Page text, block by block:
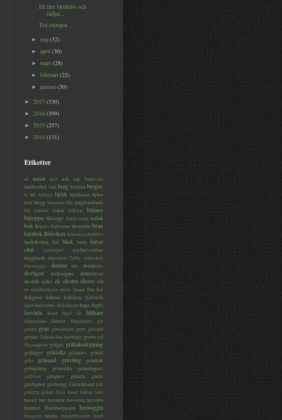
Ett litet björklöv och
rådjur...
Två stumpar...
►maj(32)
►april(30)
►mars(28)
►februari(22)
► januari(30)
► 2017(330)
► 2016(309)
► 2015 (257)
► 2014(131)
Etiketter
al annat apel ask asp backsvala
baldersbrå barkberg bergfinkberguv
bi bil bitbock björk björktrast björn
blad blogg blommor blå jungfruslända
blå kärrhök blåbär blåklint
blåmes
blåsippa blåvinge bläcksvamp bofink
bok Brandts fladdermus bronsibis brun
kärrhökBråviken brännässlabubblor
buskskvätta båt bäck bärfis bäver
citat
citronfjäril dagfjärilsmätare
daggmask dagslända Dalby söderskog
dansmygga
dimma dis domherre
dovhjort drillsnäppa
dubbeltrast
duvhök ejder ek ekorre ekoxe eld
en enkelbeckasin entita fasan film fisk
fiskgjuse fiskmås fisktärna fjällvråk
fjäril fladdermus flodsångarefluga flygfä
forsärla frost fågel får fälthare
fältpiplärka fönster förgätmigej
get
geting gran gransångare grav gravand
grenar Gripsholms hjorthage grotta grå
flugsnappare grågås gråhakedopping
gråhäger gråsiska gråsparv gråsäl
gräs
gräsand grävling
grönfink
gröngöling
grönsiska grönsångare
gullviva gulsparv gulärla gädda
gärdsgård gärdsmyg Gästrikland gök
göktyta gökärt Göta kanal hallon halo
hassel hav havstrut havsöring havsörn
himmel
Hornborgasjön hornuggla
huggorm humla humleblomster hund